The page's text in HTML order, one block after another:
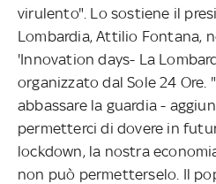
virulento". Lo sostiene il
Lombardia, Attilio Fontana,
'Innovation days- La
organizzato dal Sole 24 Ore.
abbassare la guardia -
permetterci di dovere in
lockdown, la nostra
non può permetterselo. Il